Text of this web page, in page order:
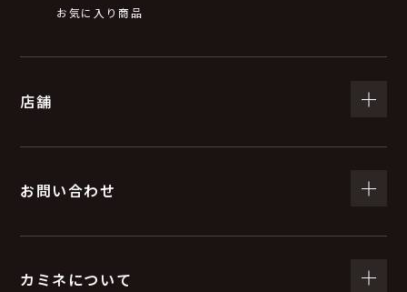
お気に入り商品
店舗
お問い合わせ
カミネについて